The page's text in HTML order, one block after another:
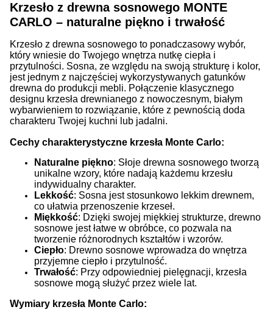
Krzesło z drewna sosnowego MONTE
CARLO – naturalne piękno i trwałość
Krzesło z drewna sosnowego to ponadczasowy wybór,
który wniesie do Twojego wnętrza nutkę ciepła i
przytulności. Sosna, ze względu na swoją strukturę i kolor,
jest jednym z najczęściej wykorzystywanych gatunków
drewna do produkcji mebli. Połączenie klasycznego
designu krzesła drewnianego z nowoczesnym, białym
wybarwieniem to rozwiązanie, które z pewnością doda
charakteru Twojej kuchni lub jadalni.
Cechy charakterystyczne krzesła Monte Carlo:
Naturalne piękno: Słoje drewna sosnowego tworzą
unikalne wzory, które nadają każdemu krzesłu
indywidualny charakter.
Lekkość: Sosna jest stosunkowo lekkim drewnem,
co ułatwia przenoszenie krzeseł.
Miękkość: Dzięki swojej miękkiej strukturze, drewno
sosnowe jest łatwe w obróbce, co pozwala na
tworzenie różnorodnych kształtów i wzorów.
Ciepło: Drewno sosnowe wprowadza do wnętrza
przyjemne ciepło i przytulność.
Trwałość: Przy odpowiedniej pielęgnacji, krzesła
sosnowe mogą służyć przez wiele lat.
Wymiary krzesła Monte Carlo: